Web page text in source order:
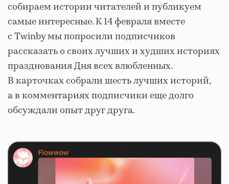
собираем истории читателей и публикуем
самые интересные. К 14 февраля вместе
с Twinby мы попросили подписчиков
рассказать о своих лучших и худших историях
празднования Дня всех влюбленных.
В карточках собрали шесть лучших историй,
а в комментариях подписчики еще долго
обсуждали опыт друг друга.